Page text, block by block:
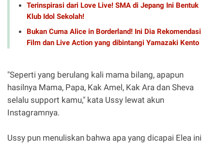
Terinspirasi dari Love Live! SMA di Jepang Ini Bentuk
Klub Idol Sekolah!
Bukan Cuma Alice in Borderland! Ini Dia Rekomendasi
Film dan Live Action yang dibintangi Yamazaki Kento
"Seperti yang berulang kali mama bilang, apapun
hasilnya Mama, Papa, Kak Amel, Kak Ara dan Sheva
selalu support kamu," kata Ussy lewat akun
Instagramnya.
Ussy pun menuliskan bahwa apa yang dicapai Elea ini